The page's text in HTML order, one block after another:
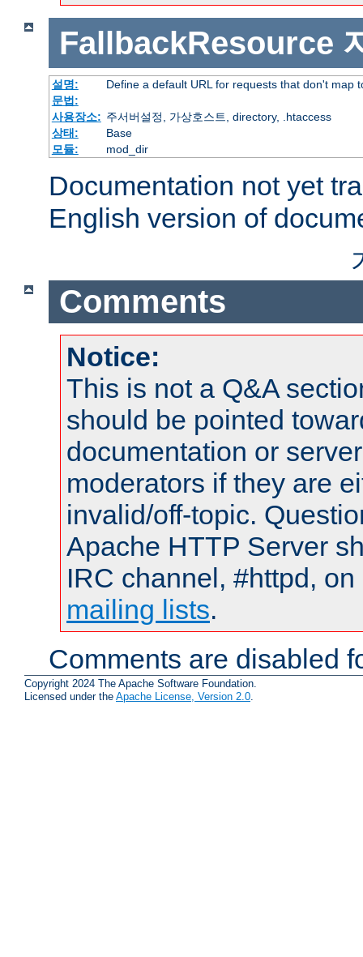
FallbackResource
설명:
Define a default URL for requests that don't map
문법:
사용장소: 주서버설정, 가상호스트, directory, .htaccess
상태:
Base
모듈:
mod_dir
Documentation not yet
English version of
Comments
Notice:
This is not a Q&A
should be pointed
documentation or
moderators if they are
invalid/off-topic.
Apache HTTP Server
IRC channel, #httpd,
mailing lists.
Comments are disabled
Copyright 2024 The Apache Software Foundation.
Licensed under the Apache License, Version 2.0.